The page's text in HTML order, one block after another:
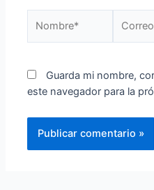
Guarda mi nombre,
este navegador para la